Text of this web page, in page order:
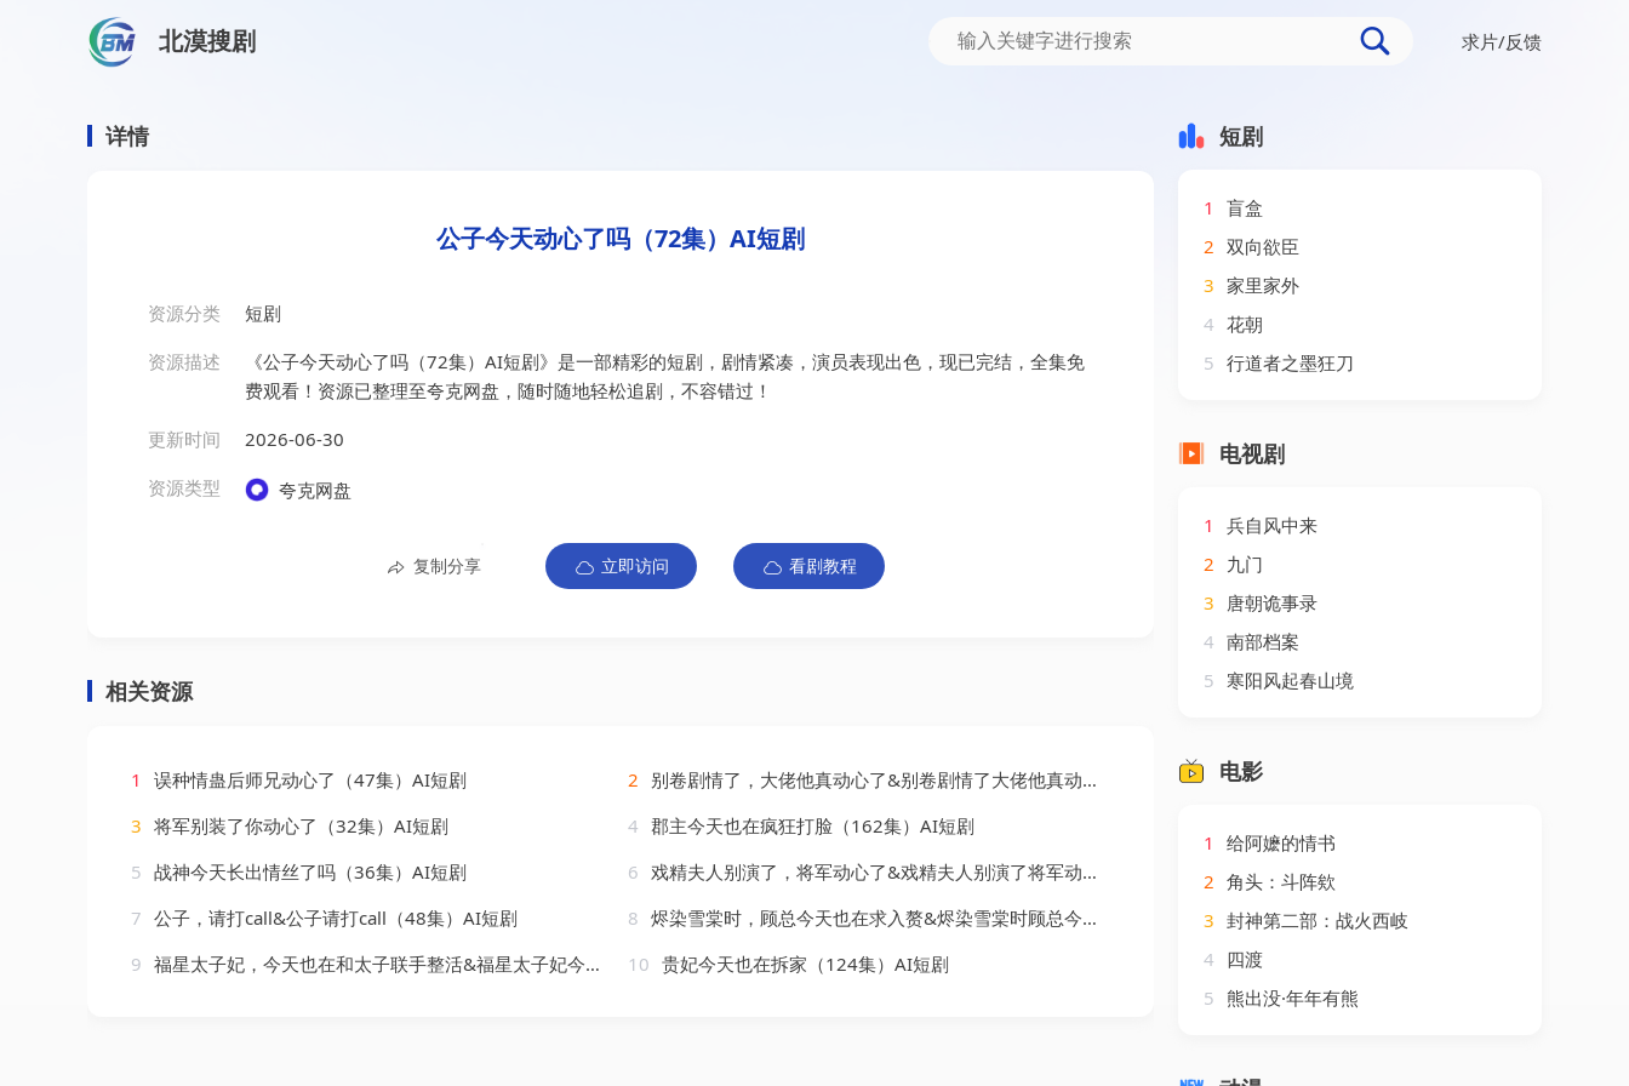
北漠搜剧 求片/反馈
详情
公子今天动心了吗（72集）AI短剧
资源分类
短剧
资源描述
《公子今天动心了吗（72集）AI短剧》是一部精彩的短剧，剧情紧凑，演员表现出色，现已完结，全集免
费观看！资源已整理至夸克网盘，随时随地轻松追剧，不容错过！
更新时间
2026-06-30
资源类型
夸克网盘
复制分享 立即访问 看剧教程
相关资源
1 误种情蛊后师兄动心了（47集）AI短剧 2 别卷剧情了，大佬他真动心了&别卷剧情了大佬他真动心了（44集）AI短剧
3 将军别装了你动心了（32集）AI短剧 4 郡主今天也在疯狂打脸（162集）AI短剧
5 战神今天长出情丝了吗（36集）AI短剧 6 戏精夫人别演了，将军动心了&戏精夫人别演了将军动心了（50集）AI短剧
7 公子，请打call&公子请打call（48集）AI短剧 8 烬染雪棠时，顾总今天也在求入赘&烬染雪棠时顾总今天也在求入赘（72集）AI短剧
9 福星太子妃，今天也在和太子联手整活&福星太子妃今天也在和太子联手整活（86集）AI短剧 10 贵妃今天也在拆家（124集）AI短剧
短剧
1
盲盒
2 双向欲臣
3 家里家外
4 花朝
5 行道者之墨狂刀
电视剧
1
兵自风中来
2 九门
3 唐朝诡事录
4 南部档案
5 寒阳风起春山境
电影
1
给阿嬷的情书
2 角头：斗阵欸
3 封神第二部：战火西岐
4 四渡
5 熊出没·年年有熊